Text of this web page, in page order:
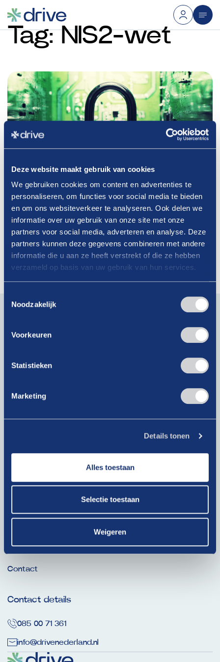
Deze website maakt gebruik van cookies
We gebruiken cookies om content en advertenties te
personaliseren, om functies voor social media te bieden
en om ons websiteverkeer te analyseren. Ook delen we
informatie over uw gebruik van onze site met onze
partners voor social media, adverteren en analyse. Deze
partners kunnen deze gegevens combineren met andere
informatie die u aan ze heeft verstrekt of die ze hebben
verzameld op basis van uw gebruik van hun services.
Noodzakelijk
Voorkeuren
Statistieken
Marketing
Details tonen
Alles toestaan
Selectie toestaan
Weigeren
Tag: NIS2-wet
26-09-2025
Belangrijk: digitale weerbaarheid al op
orde?
Lees verder
Blijf op de hoogte van actueel branchenieuws. Schrijf je
in voor onze nieuwsbrief!
E-
Bij het klikken op ‘Verzenden’ ga je akkoord met ons
Thema’s
Contact
Contact details
085 00 71 361
info@drivenederland.nl